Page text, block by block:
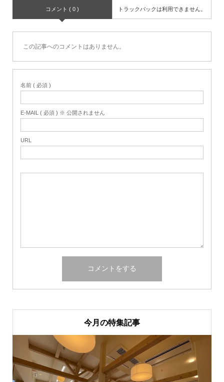
コメント ( 0 ) トラックバックは利用できません。
この記事へのコメントはありません。
名前 ( 必須 )
E-MAIL ( 必須 ) ※ 公開されません
URL
今月の特集記事